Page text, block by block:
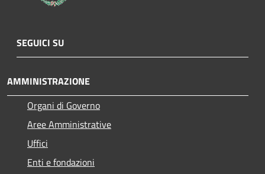
SEGUICI SU
AMMINISTRAZIONE
Organi di Governo
Aree Amministrative
Uffici
Enti e fondazioni